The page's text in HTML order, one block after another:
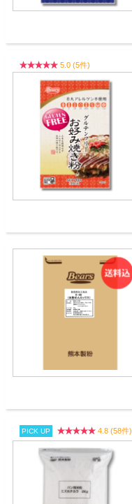
5.0 (5件)
PICK UP
4.8 (58件)